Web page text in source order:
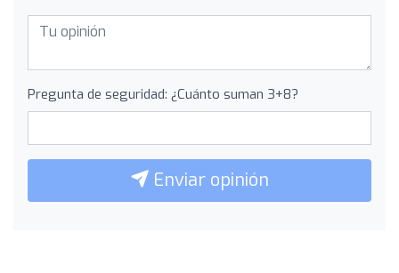
Pregunta de seguridad: ¿Cuánto suman 3+8?
Enviar opinión